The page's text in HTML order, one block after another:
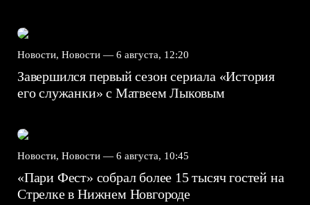
Новости, Новости — 6 августа, 12:20
Завершился первый сезон сериала «История
его служанки» с Матвеем Лыковым
Новости, Новости — 6 августа, 10:45
«Пари Фест» собрал более 15 тысяч гостей на
Стрелке в Нижнем Новгороде